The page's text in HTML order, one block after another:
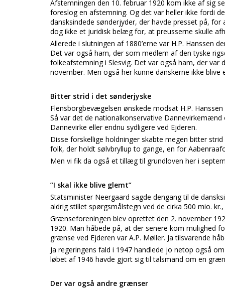
Afstemningen den 10. februar 1920 kom ikke af sig
foreslog en afstemning. Og det var heller ikke fordi
dansksindede sønderjyder, der havde presset på,
dog ikke et juridisk belæg for, at preusserne skulle
Allerede i slutningen af 1880’erne var H.P. Hanssen
Det var også ham, der som medlem af den tyske
folkeafstemning i Slesvig. Det var også ham, der var
november. Men også her kunne danskerne ikke blive
Bitter strid i det sønderjyske
Flensborgbevægelsen ønskede modsat H.P.
Så var det de nationalkonservative
Dannevirke eller endnu sydligere ved Ejderen.
Disse forskellige holdninger skabte megen bitter
folk, der holdt sølvbryllup to gange, en for
Men vi fik da også et tillæg til grundloven her i
”I skal ikke blive glemt”
Statsminister Neergaard sagde dengang til de
aldrig stillet spørgsmålstegn ved de cirka 500 mio.
Grænseforeningen blev oprettet den 2. november
1920. Man håbede på, at der senere kom mulighed
grænse ved Ejderen var A.P. Møller. Ja tilsvarende
Ja regeringens fald i 1947 handlede jo netop også
løbet af 1946 havde gjort sig til talsmand om en
Der var også andre grænser